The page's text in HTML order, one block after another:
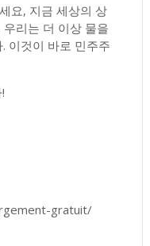
요, 지금 세상의 상
리는 더 이상 물을
이것이 바로 민주주
gratuit/